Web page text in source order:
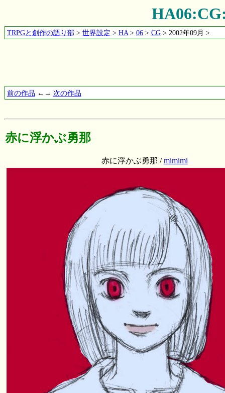
TRPGと創作の語り部> 世界設定 > HA> 06> CG> 2002年09月 >
前の作品 ←→ 次の作品
赤に浮かぶ勇那
赤に浮かぶ勇那 /mimimi